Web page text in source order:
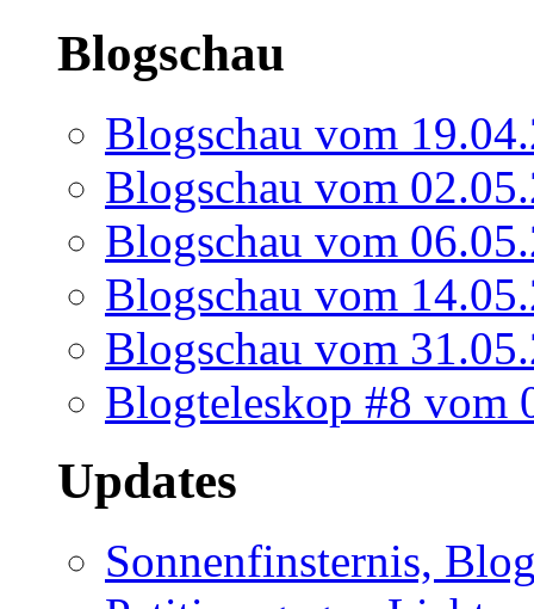
Blogschau
Blogschau vom
Blogschau vom
Blogschau vom
Blogschau vom
Blogschau vom
Blogteleskop #8 vom
Updates
Sonnenfinsternis,